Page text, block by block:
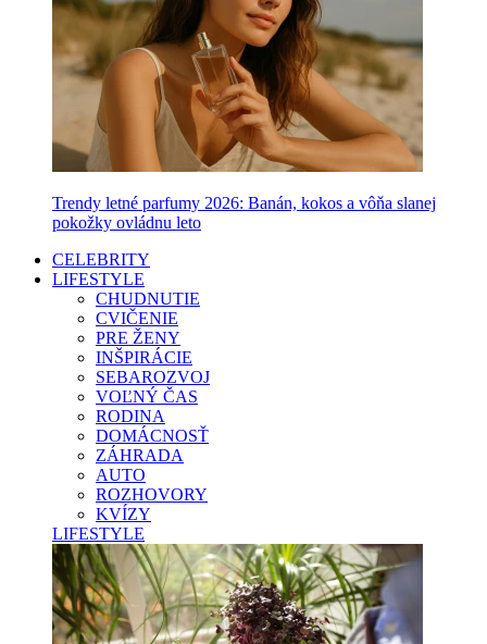
Trendy letné parfumy 2026: Banán, kokos a vôňa slanej
pokožky ovládnu leto
CELEBRITY
LIFESTYLE
CHUDNUTIE
CVIČENIE
PRE ŽENY
INŠPIRÁCIE
SEBAROZVOJ
VOĽNÝ ČAS
RODINA
DOMÁCNOSŤ
ZÁHRADA
AUTO
ROZHOVORY
KVÍZY
LIFESTYLE